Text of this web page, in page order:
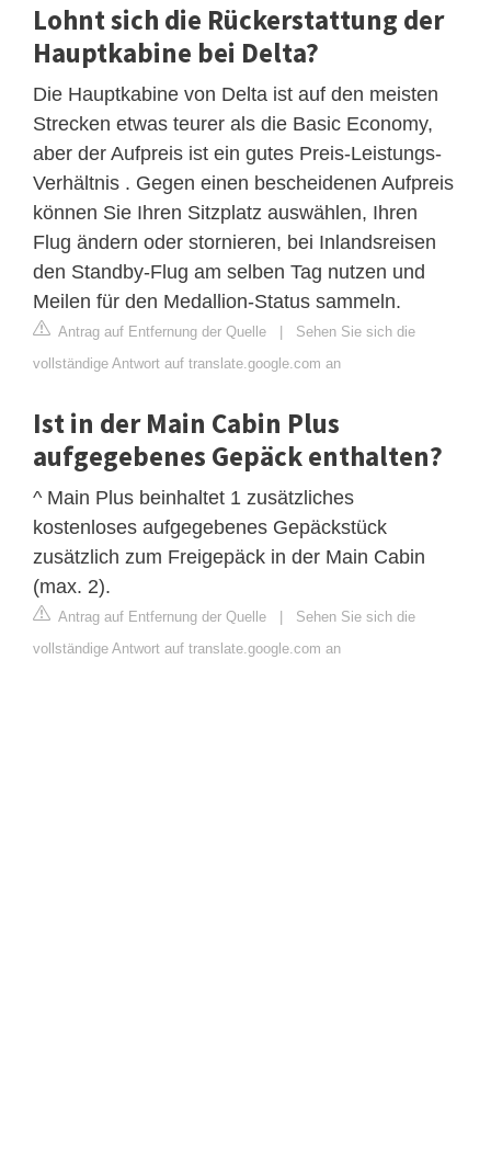
Lohnt sich die Rückerstattung der
Hauptkabine bei Delta?
Die Hauptkabine von Delta ist auf den meisten
Strecken etwas teurer als die Basic Economy,
aber der Aufpreis ist ein gutes Preis-Leistungs-
Verhältnis . Gegen einen bescheidenen Aufpreis
können Sie Ihren Sitzplatz auswählen, Ihren
Flug ändern oder stornieren, bei Inlandsreisen
den Standby-Flug am selben Tag nutzen und
Meilen für den Medallion-Status sammeln.
Antrag auf Entfernung der Quelle | Sehen Sie sich die
vollständige Antwort auf translate.google.com an
Ist in der Main Cabin Plus
aufgegebenes Gepäck enthalten?
^ Main Plus beinhaltet 1 zusätzliches
kostenloses aufgegebenes Gepäckstück
zusätzlich zum Freigepäck in der Main Cabin
(max. 2).
Antrag auf Entfernung der Quelle | Sehen Sie sich die
vollständige Antwort auf translate.google.com an